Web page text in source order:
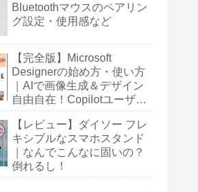
Bluetoothマウスのペアリン
グ設定・使用感など
【完全版】Microsoft
Designerの始め方・使い方
｜AIで画像生成＆デザイン
自由自在！Copilotユーザー
【レビュー】ダイソー フレ
キシブルなスマホスタンド
｜なんでこんなに固いの？
倒れるし！